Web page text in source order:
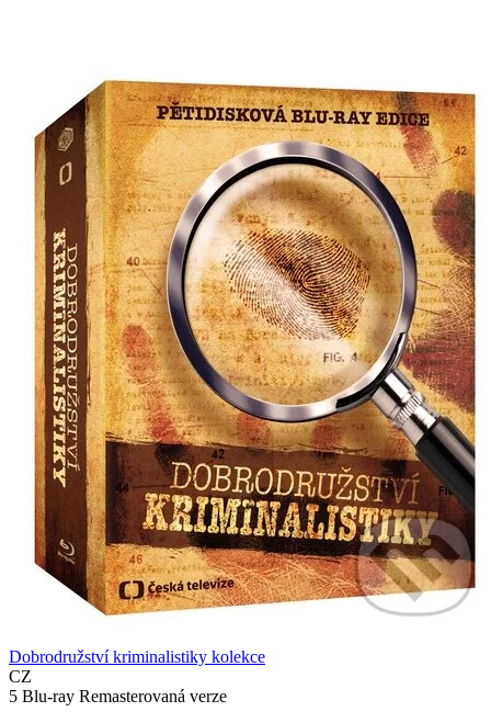
Dobrodružství kriminalistiky kolekce
CZ
5 Blu-ray Remasterovaná verze